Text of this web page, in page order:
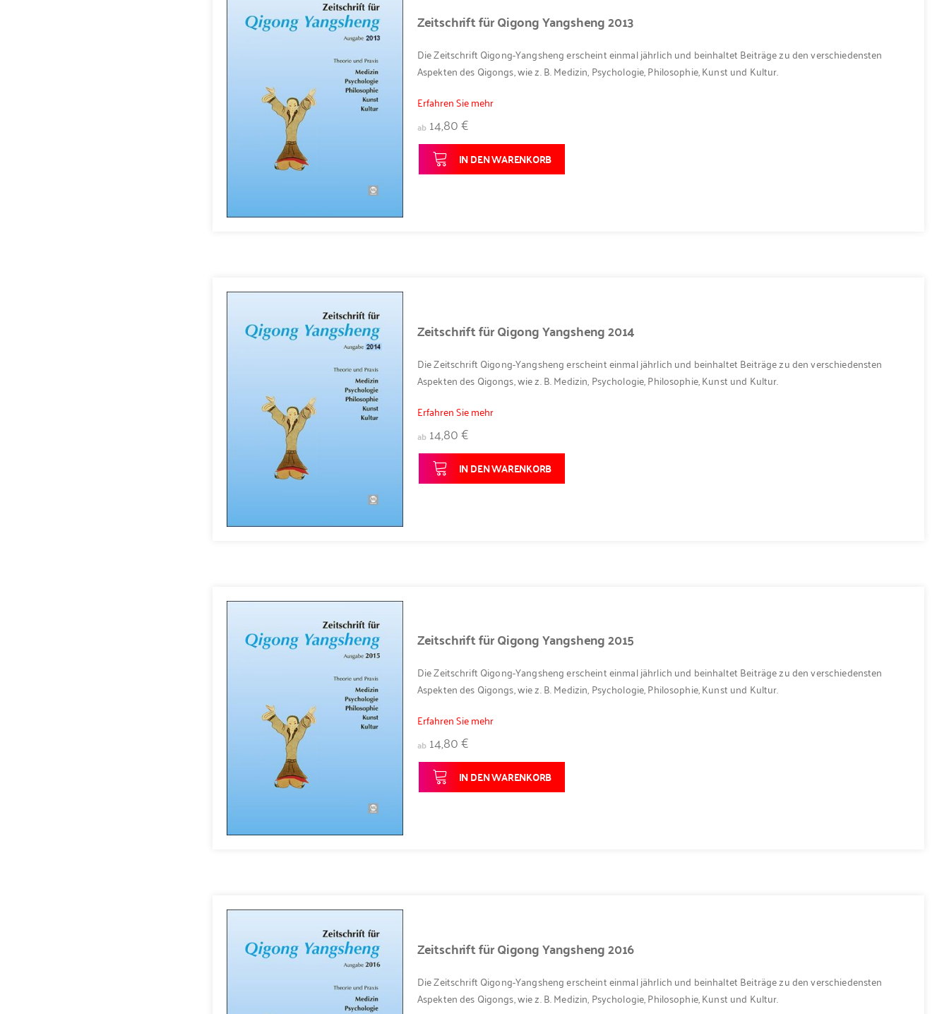
Zeitschrift für Qigong Yangsheng 2013
Die Zeitschrift Qigong-Yangsheng erscheint einmal jährlich und beinhaltet Beiträge zu den verschiedensten
Aspekten des Qigongs, wie z. B. Medizin, Psychologie, Philosophie, Kunst und Kultur.
Erfahren Sie mehr
ab 14,80 €
IN DEN WARENKORB
Zeitschrift für Qigong Yangsheng 2014
Die Zeitschrift Qigong-Yangsheng erscheint einmal jährlich und beinhaltet Beiträge zu den verschiedensten
Aspekten des Qigongs, wie z. B. Medizin, Psychologie, Philosophie, Kunst und Kultur.
Erfahren Sie mehr
ab 14,80 €
IN DEN WARENKORB
Zeitschrift für Qigong Yangsheng 2015
Die Zeitschrift Qigong-Yangsheng erscheint einmal jährlich und beinhaltet Beiträge zu den verschiedensten
Aspekten des Qigongs, wie z. B. Medizin, Psychologie, Philosophie, Kunst und Kultur.
Erfahren Sie mehr
ab 14,80 €
IN DEN WARENKORB
Zeitschrift für Qigong Yangsheng 2016
Die Zeitschrift Qigong-Yangsheng erscheint einmal jährlich und beinhaltet Beiträge zu den verschiedensten
Aspekten des Qigongs, wie z. B. Medizin, Psychologie, Philosophie, Kunst und Kultur.